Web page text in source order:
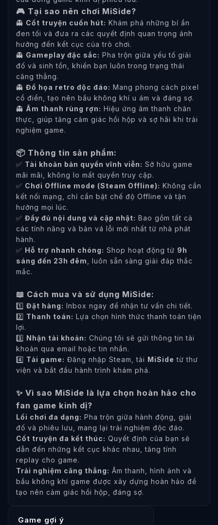
🎮 Tại sao nên chơi MiSide?
👻 Cốt truyện cuốn hút: Khám phá những bí ẩn
đen tối và đưa ra các quyết định quan trọng ảnh
hưởng đến kết cục của trò chơi.
👻 Gameplay đặc sắc: Pha trộn giữa yếu tố giải
đố và sinh tồn, khiến bạn luôn trong trạng thái
căng thẳng.
👻 Đồ họa retro độc đáo: Mang phong cách pixel
cổ điển, tạo nên bầu không khí u ám và đáng sợ.
👻 Âm thanh rùng rợn: Hiệu ứng âm thanh chân
thực, giúp tăng cảm giác hồi hộp và sợ hãi khi trải
nghiệm game.
📦 Thông tin sản phẩm:
✅ Tài khoản bản quyền vĩnh viễn: Sở hữu game
mãi mãi, không lo mất quyền truy cập.
✅ Chơi Offline mode (Steam Offline): Không cần
kết nối mạng, chỉ cần bật chế độ Offline và tận
hưởng mọi lúc.
✅ Đầy đủ nội dung và cập nhật: Bao gồm tất cả
các tính năng và bản vá lỗi mới nhất từ nhà phát
hành.
✅ Hỗ trợ nhanh chóng: Shop hoạt động từ 9h
sáng đến 23h đêm
, luôn sẵn sàng giải đáp thắc
mắc.
📖 Cách mua và sử dụng MiSide:
1️⃣ Đặt hàng: Inbox ngay để nhận tư vấn chi tiết.
2️⃣ Thanh toán: Lựa chọn hình thức thanh toán tiện
lợi.
3️⃣ Nhận tài khoản: Chúng tôi sẽ gửi thông tin tài
khoản qua email hoặc tin nhắn.
4️⃣ Tải game: Đăng nhập Steam, tải MiSide từ thư
viện và bắt đầu hành trình khám phá.
✨ Vì sao MiSide là lựa chọn hoàn hảo cho
fan game kinh dị?
Lối chơi đa dạng: Pha trộn giữa hành động, giải
đố và phiêu lưu, mang lại trải nghiệm độc đáo.
Cốt truyện đa kết thúc: Quyết định của bạn sẽ
dẫn đến những kết cục khác nhau, tăng tính
replay cho game.
Trải nghiệm căng thẳng: Âm thanh, hình ảnh và
bầu không khí game được xây dựng hoàn hảo để
tạo nên cảm giác hồi hộp, đáng sợ.
Game gợi ý